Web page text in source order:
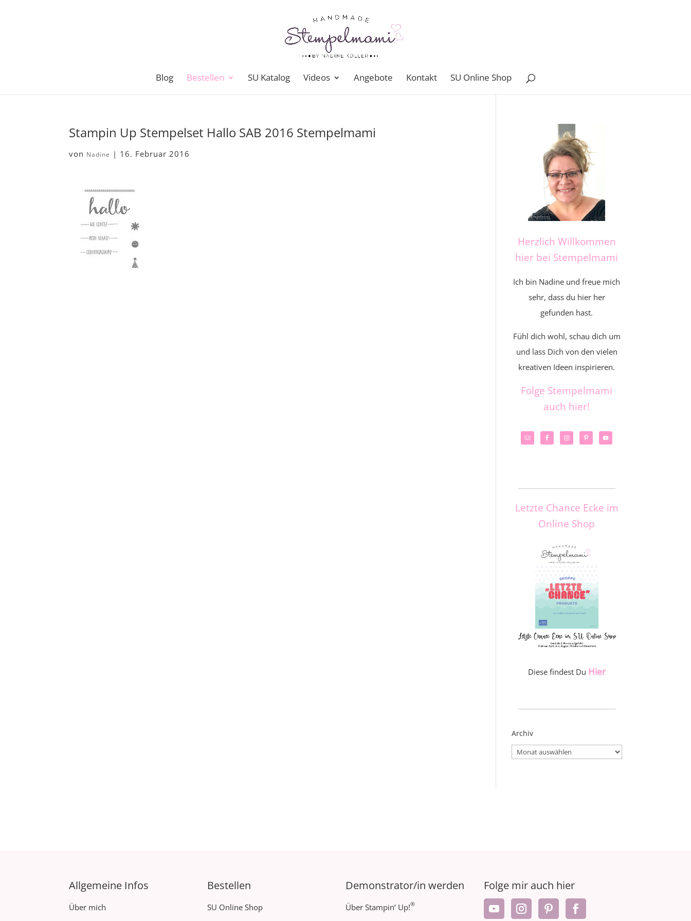
Blog Bestellen SU Katalog Videos Angebote Kontakt SU Online Shop
Stampin Up Stempelset Hallo SAB 2016 Stempelmami
von Nadine | 16. Februar 2016
Herzlich Willkommen
hier bei Stempelmami
Ich bin Nadine und freue mich
sehr, dass du hier her
gefunden hast.
Fühl dich wohl, schau dich um
und lass Dich von den vielen
kreativen Ideen inspirieren.
Folge Stempelmami
auch hier!
Letzte Chance Ecke im
Online Shop
Diese findest Du Hier
Archiv
Archiv
Allgemeine Infos
Über mich
Bestellen
SU Online Shop
Demonstrator/in werden
Über Stampin‘ Up!®
Folge mir auch hier